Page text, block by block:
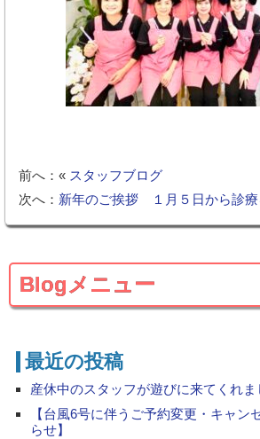
前へ：« スタッフブログ
次へ： 新年のご挨拶 １月５日から診療
Blogメニュー
最近の投稿
産休中のスタッフが遊びに来てくれま
【台風6号に伴うご予約変更・キャン
らせ】